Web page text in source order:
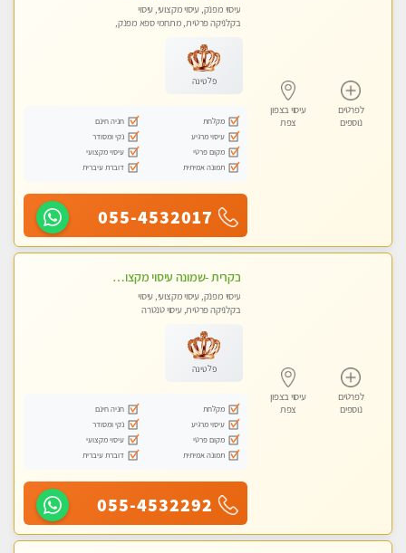
לפרטים
נוספים
עיסוי בצפון
צפת
עיסוי מפנק, עיסוי מקצועי, עיסוי
בקלניקה פרטית, מתחמי ספא מפנק,
פלטינה
מקלחת
חניה חינם
עיסוי מרגיע
נקי ומסודר
מקום פרטי
עיסוי מקצועי
תמונה אמיתית
דוברת עיברית
055-4532017
לפרטים
נוספים
עיסוי בצפון
צפת
בקרית -שמונה עיסוי מקצועי מפנק עיסוי עם אבנים חמות. מעסה עם תעודות. טיפול מרגיע ומפנק באווירה נעימה ושקטה
עיסוי מפנק, עיסוי מקצועי, עיסוי
בקלניקה פרטית, עיסוי טנטרה
פלטינה
מקלחת
חניה חינם
עיסוי מרגיע
נקי ומסודר
מקום פרטי
עיסוי מקצועי
תמונה אמיתית
דוברת עיברית
055-4532292